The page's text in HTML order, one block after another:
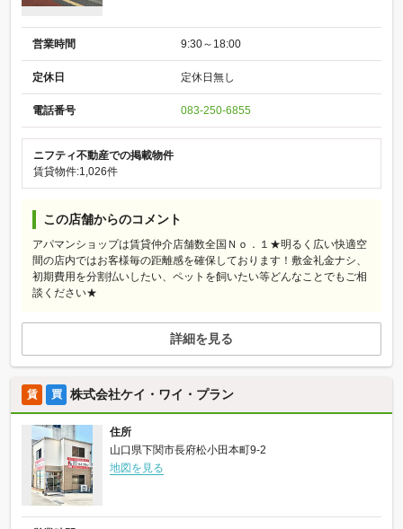
営業時間 9:30～18:00
定休日 定休日無し
電話番号 083-250-6855
ニフティ不動産での掲載物件
賃貸物件:1,026件
この店舗からのコメント
アパマンショップは賃貸仲介店舗数全国Ｎｏ．１★明るく広い快適空
間の店内ではお客様毎の距離感を確保しております！敷金礼金ナシ、
初期費用を分割払いしたい、ペットを飼いたい等どんなことでもご相
談ください★
詳細を見る
賃 買 株式会社ケイ・ワイ・プラン
住所
山口県下関市長府松小田本町9-2
地図を見る